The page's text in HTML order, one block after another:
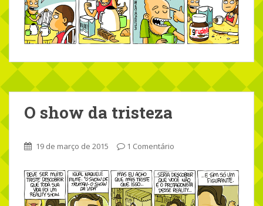
O show da tristeza
19 de março de 2015 1 Comentário